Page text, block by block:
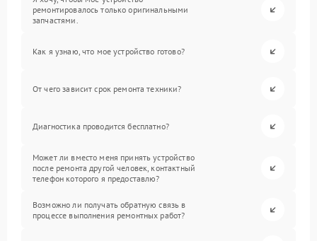
ремонтировалось только оригинальными
запчастями.
Как я узнаю, что мое устройство готово?
От чего зависит срок ремонта техники?
Диагностика проводится бесплатно?
Может ли вместо меня принять устройство
после ремонта другой человек, контактный
телефон которого я предоставлю?
Возможно ли получать обратную связь в
процессе выполнения ремонтных работ?